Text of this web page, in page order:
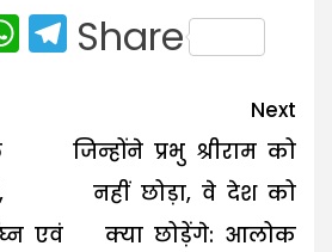
WhatsApp
Telegram
Share
एवं
Next
जिन्होंने प्रभु श्रीराम को
नहीं छोड़ा, वे देश को
क्या छोड़ेंगे: आलोक